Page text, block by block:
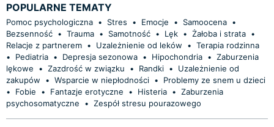
POPULARNE TEMATY
Pomoc psychologiczna • Stres • Emocje • Samoocena •
Bezsenność • Trauma • Samotność • Lęk • Żałoba i strata •
Relacje z partnerem • Uzależnienie od leków • Terapia rodzinna
•
Pediatria • Depresja sezonowa • Hipochondria • Zaburzenia
lękowe
• Zazdrość w związku • Randki •
Uzależnienie od
zakupów
• Wsparcie w niepłodności •
Problemy ze snem u dzieci
•
Fobie • Fantazje erotyczne • Histeria • Zaburzenia
psychosomatyczne
• Zespół stresu pourazowego